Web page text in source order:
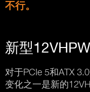
不行。
新型
对于PCIe 5和ATX
变化之一是新的